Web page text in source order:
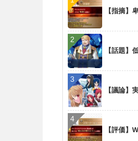
【指摘】
【話題】
【議論】
【評価】